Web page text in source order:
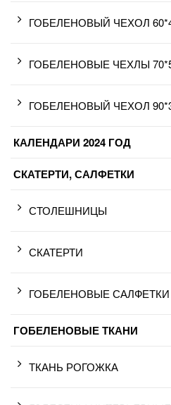
ГОБЕЛЕНОВЫЙ ЧЕХОЛ
ГОБЕЛЕНОВЫЕ ЧЕХЛЫ
ГОБЕЛЕНОВЫЙ ЧЕХОЛ
КАЛЕНДАРИ 2024 ГОД
СКАТЕРТИ, САЛФЕТКИ
СТОЛЕШНИЦЫ
СКАТЕРТИ
ГОБЕЛЕНОВЫЕ САЛФЕТКИ
ГОБЕЛЕНОВЫЕ ТКАНИ
ТКАНЬ РОГОЖКА